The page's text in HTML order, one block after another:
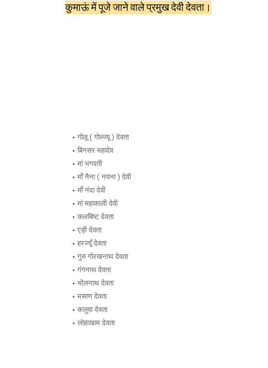
कुमाऊं में पूजे जाने वाले प्रमुख देवी देवता।
गोलू ( गोल्ज्यू ) देवता
बिनसर महादेव
मां भगवती
माँ नैना ( नयना ) देवी
माँ नंदा देवी
मां महाकाली देवी
कलबिष्ट देवता
एड़ी देवता
हरज्यूँ देवता
गुरु गोरखनाथ देवता
गंगनाथ देवता
भोलनाथ देवता
मसाण देवता
कलुवा देवता
लोहाखाम देवता